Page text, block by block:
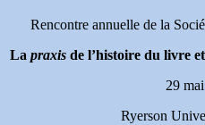
Rencontre annuelle de la
La praxis de l’histoire du livre
29
Ryerson